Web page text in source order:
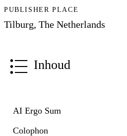
PUBLISHER PLACE
Tilburg, The Netherlands
Inhoud
AI Ergo Sum
Colophon